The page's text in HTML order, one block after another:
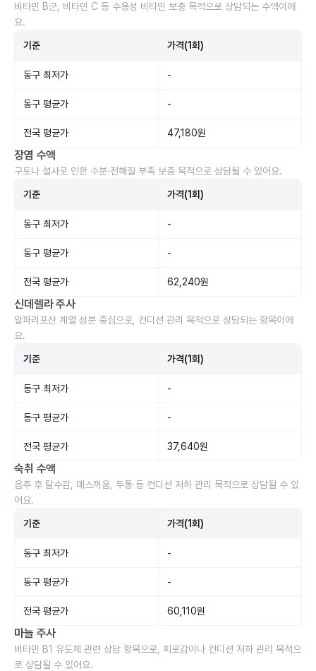
비타민 B군, 비타민 C 등 수용성 비타민 보충 목적으로 상담되는 수액이에
요.
기준 가격(1회)
동구 최저가 -
동구 평균가 -
전국 평균가 47,180원
장염 수액
구토나 설사로 인한 수분·전해질 부족 보충 목적으로 상담될 수 있어요.
기준 가격(1회)
동구 최저가 -
동구 평균가 -
전국 평균가 62,240원
신데렐라 주사
알파리포산 계열 성분 중심으로, 컨디션 관리 목적으로 상담되는 항목이에
요.
기준 가격(1회)
동구 최저가 -
동구 평균가 -
전국 평균가 37,640원
숙취 수액
음주 후 탈수감, 메스꺼움, 두통 등 컨디션 저하 관리 목적으로 상담될 수 있
어요.
기준 가격(1회)
동구 최저가 -
동구 평균가 -
전국 평균가 60,110원
마늘 주사
비타민 B1 유도체 관련 상담 항목으로, 피로감이나 컨디션 저하 관리 목적으
로 상담될 수 있어요.